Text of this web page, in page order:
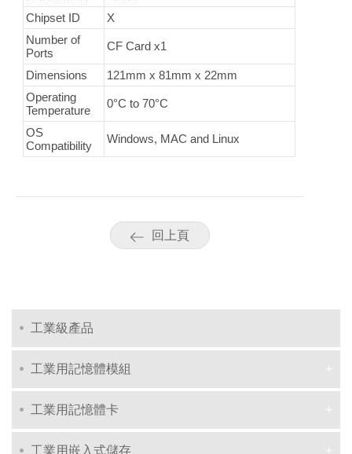
Chipset ID
X
Number of
Ports
CF Card x1
Dimensions
121mm x 81mm x 22mm
Operating
Temperature
0°C to 70°C
OS
Compatibility
Windows, MAC and Linux
回上頁
工業級產品
工業用記憶體模組
工業用記憶體卡
工業用嵌入式儲存